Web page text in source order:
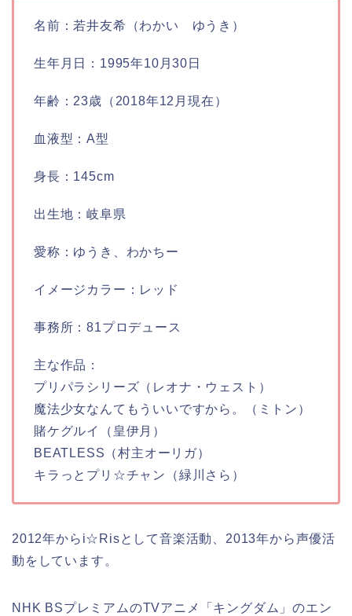
名前：若井友希（わかい ゆうき）
生年月日：1995年10月30日
年齢：23歳（2018年12月現在）
血液型：A型
身長：145cm
出生地：岐阜県
愛称：ゆうき、わかちー
イメージカラー：レッド
事務所：81プロデュース
主な作品：
プリパラシリーズ（レオナ・ウェスト）
魔法少女なんてもういいですから。（ミトン）
賭ケグルイ（皇伊月）
BEATLESS（村主オーリガ）
キラっとプリ☆チャン（緑川さら）
2012年からi☆Risとして音楽活動、2013年から声優活
動をしています。
NHK BSプレミアムのTVアニメ「キングダム」のエン